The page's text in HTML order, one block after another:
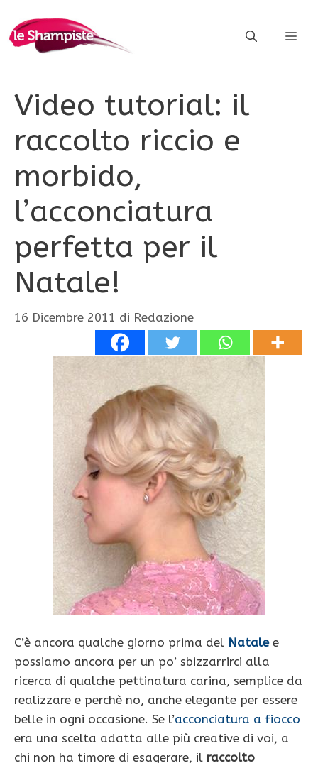
contenuto
Video tutorial: il
raccolto riccio e
morbido,
l’acconciatura
perfetta per il
Natale!
16 Dicembre 2011 di Redazione
C’è ancora qualche giorno prima del Natalee
possiamo ancora per un po’ sbizzarrirci alla
ricerca di qualche pettinatura carina, semplice da
realizzare e perchè no, anche elegante per essere
belle in ogni occasione. Se l’acconciatura a fiocco
era una scelta adatta alle più creative di voi, a
chi non ha timore di esagerare, il raccolto